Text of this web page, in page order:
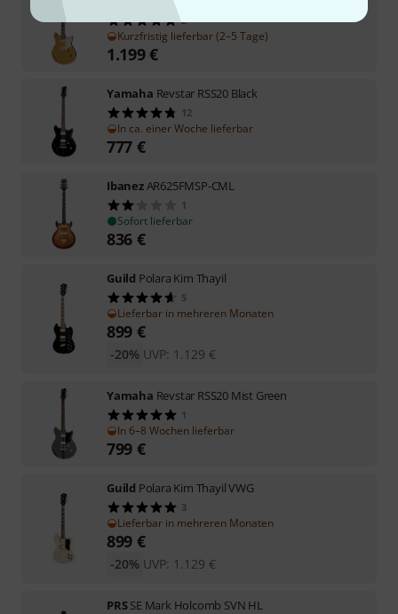
2
Kurzfristig lieferbar (2–5 Tage)
1.199€
Yamaha Revstar RSS20 Black
12
In ca. einer Woche lieferbar
777 €
IbanezAR625FMSP-CML
1
Sofort lieferbar
836 €
Guild Polara Kim Thayil
5
Lieferbar in mehreren Monaten
899 €
UVP: 1.129 €
-20%
Yamaha Revstar RSS20 Mist Green
1
In 6–8 Wochen lieferbar
799 €
Guild Polara Kim Thayil VWG
3
Lieferbar in mehreren Monaten
899 €
UVP: 1.129 €
-20%
PRSSE Mark Holcomb SVN HL